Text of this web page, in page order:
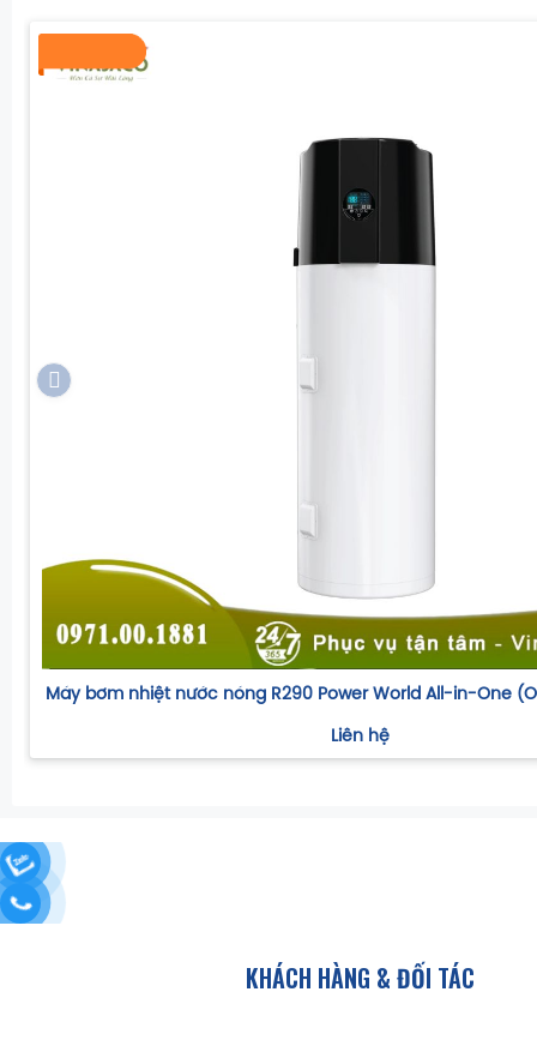
Máy bơm nhiệt nước nóng R290 Power World All-in-One
Liên hệ
KHÁCH HÀNG & ĐỐI TÁC